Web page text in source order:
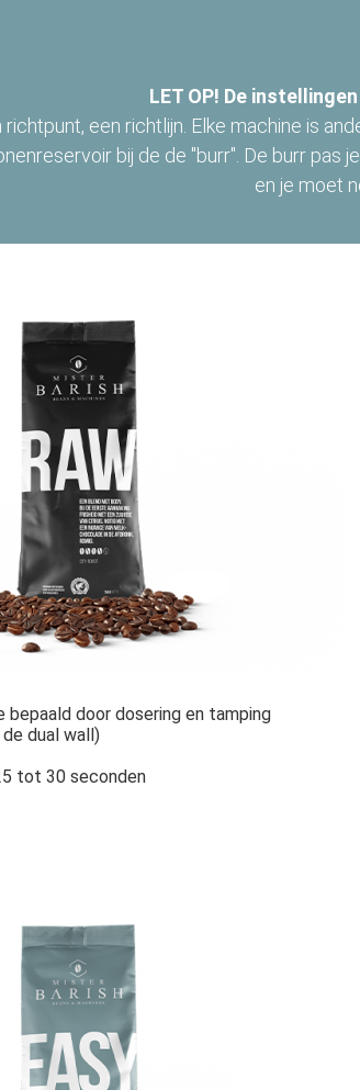
LET OP! De
een richtlijn. Elke machine is
bij de de "burr". De burr pas
en je moet
bepaald door dosering en tamping
dual wall)
tot 30 seconden